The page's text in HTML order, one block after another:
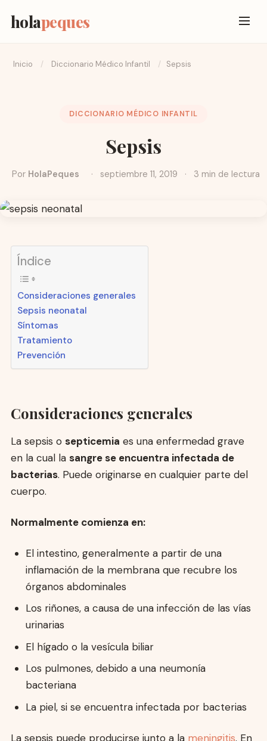
holapeques
Inicio / Diccionario Médico Infantil / Sepsis
DICCIONARIO MÉDICO INFANTIL
Sepsis
Por HolaPeques · septiembre 11, 2019 · 3 min de lectura
Índice
Consideraciones generales
Sepsis neonatal
Síntomas
Tratamiento
Prevención
Consideraciones generales
La sepsis o septicemia es una enfermedad grave
en la cual la sangre se encuentra infectada de
bacterias. Puede originarse en cualquier parte del
cuerpo.
Normalmente comienza en:
El intestino, generalmente a partir de una
inflamación de la membrana que recubre los
órganos abdominales
Los riñones, a causa de una infección de las vías
urinarias
El hígado o la vesícula biliar
Los pulmones, debido a una neumonía
bacteriana
La piel, si se encuentra infectada por bacterias
La sepsis puede producirse junto a la meningitis. En